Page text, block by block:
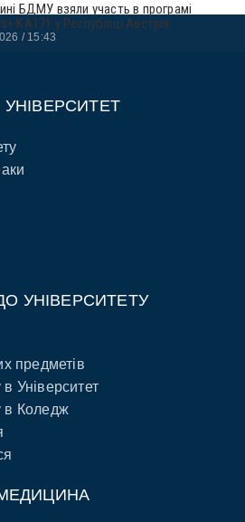
БДМУ взяли участь в програмі
KA171 у Республіці Австрія
15:43
УНІВЕРСИТЕТУ
предметів
Університет
в Коледж